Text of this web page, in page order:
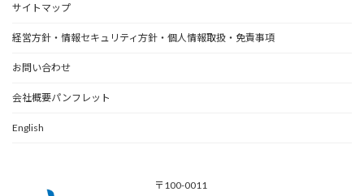
サイトマップ
経営方針・情報セキュリティ方針・個人情報取扱・免責事項
お問い合わせ
会社概要パンフレット
English
〒100-0011